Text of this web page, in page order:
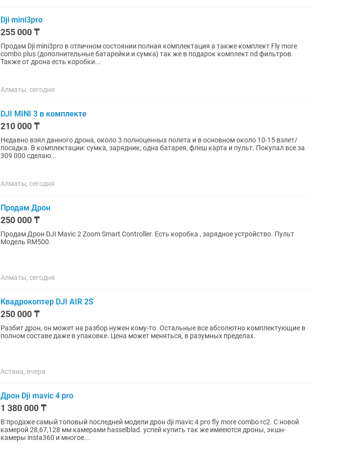
Dji mini3pro
255 000 ₸
Продам Dji mini3pro в отличном состоянии полная комплектация а также комплект Fly more
combo plus (дополнительные батарейки и сумка) так же в подарок комплект nd фильтров.
Также от дрона есть коробки...
Алматы, сегодня
DJI MINI 3 в комплекте
210 000 ₸
Недавно взял данного дрона, около 3 полноценных полета и в основном около 10-15 взлет/
посадка. В комплектации: сумка, зарядник, одна батарея, флеш карта и пульт. Покупал все за
309 000 сделаю...
Алматы, сегодня
Продам Дрон
250 000 ₸
Продам Дрон DJI Mavic 2 Zoom Smart Controller. Есть коробка , зарядное устройство. Пульт
Модель RM500.
Алматы, сегодня
Квадрокоптер DJI AIR 2S
250 000 ₸
Разбит дрон, он может на разбор нужен кому-то. Остальные все абсолютно комплектующие в
полном составе даже в упаковке. Цена может меняться, в разумных пределах.
Астана, вчера
Дрон Dji mavic 4 pro
1 380 000 ₸
В продаже самый топовый последней модели дрон dji mavic 4 pro fly more combo rc2. С новой
камерой 28,67,128 мм камерами hasselblad. успей купить так же имееются дроны, экшн-
камеры insta360 и многое...